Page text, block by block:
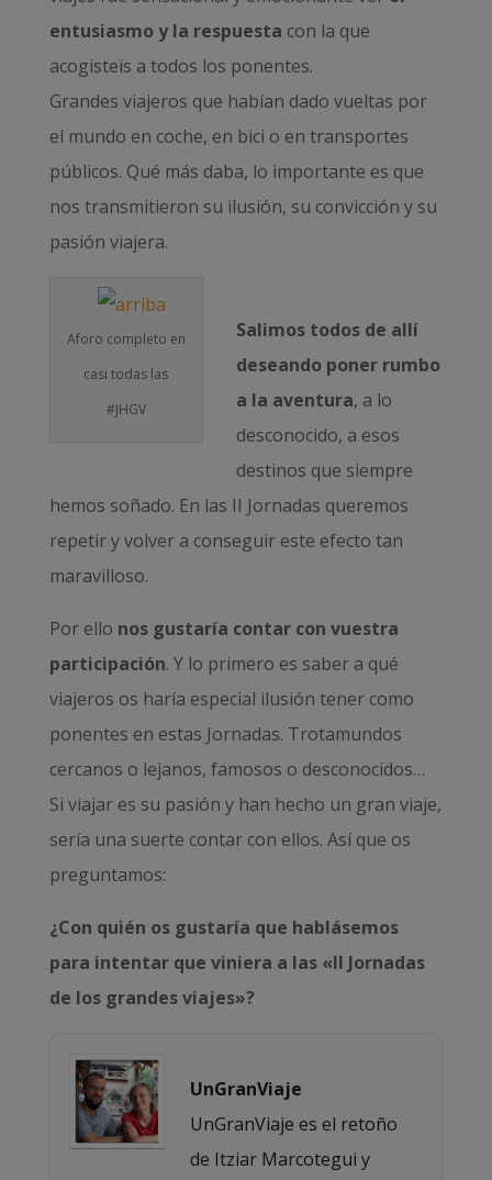
entusiasmo y la respuesta con la que
acogisteis a todos los ponentes.
Grandes viajeros que habían dado vueltas por
el mundo en coche, en bici o en transportes
públicos. Qué más daba, lo importante es que
nos transmitieron su ilusión, su convicción y su
pasión viajera.
Aforo completo en
casi todas las
#JHGV
Salimos todos de allí
deseando poner rumbo
a la aventura, a lo
desconocido, a esos
destinos que siempre
hemos soñado. En las II Jornadas queremos
repetir y volver a conseguir este efecto tan
maravilloso.
Por ello nos gustaría contar con vuestra
participación. Y lo primero es saber a qué
viajeros os haría especial ilusión tener como
ponentes en estas Jornadas. Trotamundos
cercanos o lejanos, famosos o desconocidos…
Si viajar es su pasión y han hecho un gran viaje,
sería una suerte contar con ellos. Así que os
preguntamos:
¿Con quién os gustaría que hablásemos
para intentar que viniera a las «II Jornadas
de los grandes viajes»?
UnGranViaje
UnGranViaje es el retoño
de Itziar Marcotegui y